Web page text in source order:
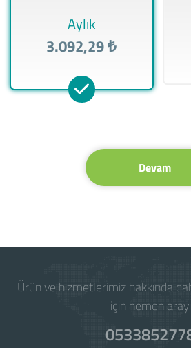
Aylık
3.092,29 ₺
Devam
Ürün ve hizmetlerimiz hakkında
için hemen